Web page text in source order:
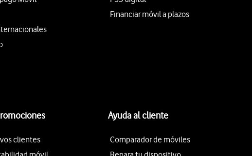
Financiar móvil a plazos
clientes
Ayuda al cliente
Comparador de móviles